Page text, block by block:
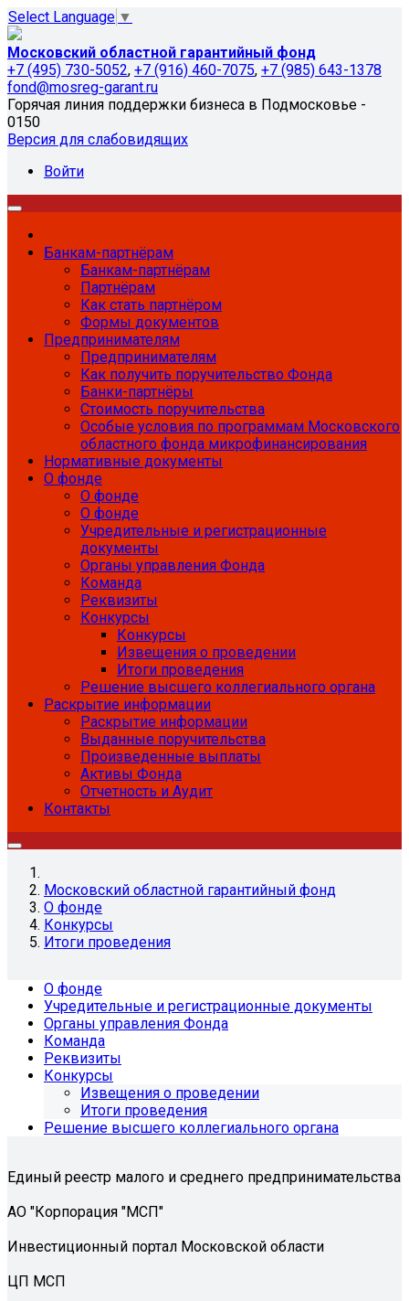
Select Language ▼
Московский областной гарантийный фонд
+7 (495) 730-5052, +7 (916) 460-7075, +7 (985) 643-1378
fond@mosreg-garant.ru
Горячая линия поддержки бизнеса в Подмосковье -
0150
Версия для слабовидящих
Войти
Банкам-партнёрам
Банкам-партнёрам
Партнёрам
Как стать партнёром
Формы документов
Предпринимателям
Предпринимателям
Как получить поручительство Фонда
Банки-партнёры
Стоимость поручительства
Особые условия по программам Московского
областного фонда микрофинансирования
Нормативные документы
О фонде
О фонде
О фонде
Учредительные и регистрационные
документы
Органы управления Фонда
Команда
Реквизиты
Конкурсы
Конкурсы
Извещения о проведении
Итоги проведения
Решение высшего коллегиального органа
Раскрытие информации
Раскрытие информации
Выданные поручительства
Произведенные выплаты
Активы Фонда
Отчетность и Аудит
Контакты
Московский областной гарантийный фонд
О фонде
Конкурсы
Итоги проведения
О фонде
Учредительные и регистрационные документы
Органы управления Фонда
Команда
Реквизиты
Конкурсы
Извещения о проведении
Итоги проведения
Решение высшего коллегиального органа
Единый реестр малого и среднего предпринимательства
АО "Корпорация "МСП"
Инвестиционный портал Московской области
ЦП МСП